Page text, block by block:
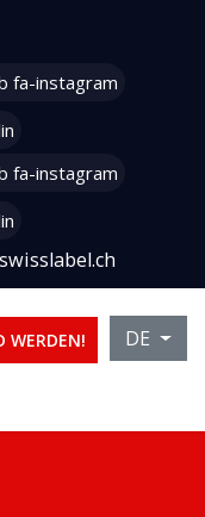
fa-instagram
fa-instagram
WERDEN! DE